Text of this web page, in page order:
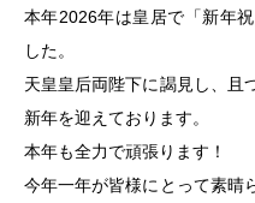
本年2026年は皇居で「新年
した。
天皇皇后両陛下に謁見し、且
新年を迎えております。
本年も全力で頑張ります！
今年一年が皆様にとって素晴